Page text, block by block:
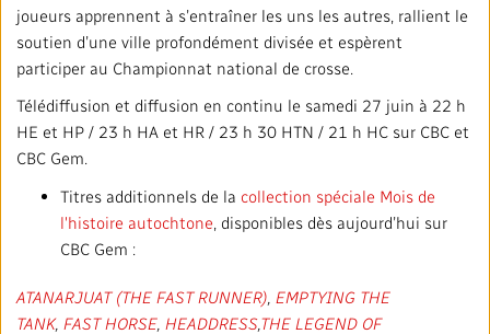
joueurs apprennent à s’entraîner les uns les autres, rallient le
soutien d’une ville profondément divisée et espèrent
participer au Championnat national de crosse.
Télédiffusion et diffusion en continu le samedi 27 juin à 22 h
HE et HP / 23 h HA et HR / 23 h 30 HTN / 21 h HC sur CBC et
CBC Gem.
Titres additionnels de la collection spéciale Mois de
l'histoire autochtone , disponibles dès aujourd’hui sur
CBC Gem :
ATANARJUAT (THE FAST RUNNER) EMPTYING THE
TANK, FAST HORSE HEADDRESSTHE LEGEND OF